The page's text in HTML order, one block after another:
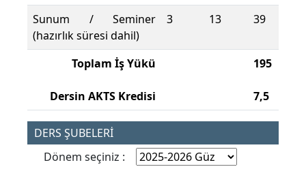
Sunum / Seminer
(hazırlık süresi dahil)
3 13 39
Toplam İş Yükü
Dersin AKTS Kredisi
195
7,5
DERS ŞUBELERİ
Dönem seçiniz :